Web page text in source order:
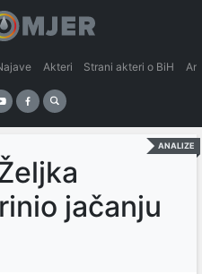
Akteri Strani akteri o BiH
ANALIZE
jačanju